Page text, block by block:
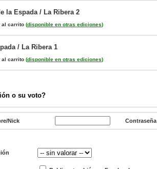
la Espada / La Ribera 2
al carrito (disponible en otras ediciones)
/ La Ribera 1
al carrito (disponible en otras ediciones)
o su voto?
Nick Contraseña